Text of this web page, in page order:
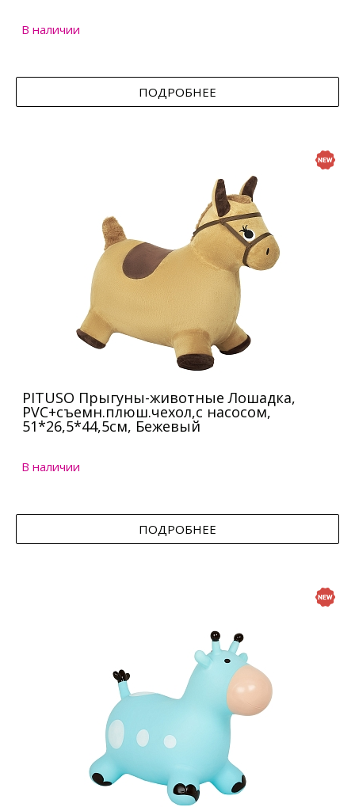
В наличии
ПОДРОБНЕЕ
PITUSO Прыгуны-животные Лошадка,
PVC+съемн.плюш.чехол,с насосом,
51*26,5*44,5см, Бежевый
В наличии
ПОДРОБНЕЕ